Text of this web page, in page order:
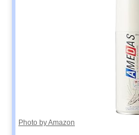
Photo by Amazon